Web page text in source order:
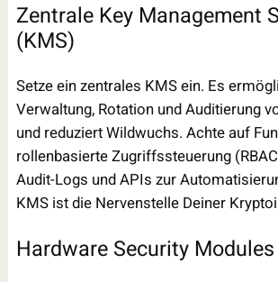
Zentrale Key Management
(KMS)
Setze ein zentrales KMS ein. Es
Verwaltung, Rotation und Auditierung
und reduziert Wildwuchs. Achte auf
rollenbasierte Zugriffssteuerung
Audit-Logs und APIs zur
KMS ist die Nervenstelle Deiner
Hardware Security